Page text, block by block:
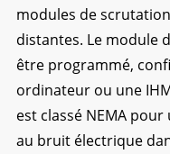
modules de
distantes. Le module
être programmé,
ordinateur ou une
est classé NEMA
au bruit électrique